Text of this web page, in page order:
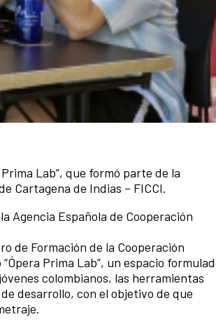
Lab”, que formó parte de la
Cartagena de Indias – FICCI.
Agencia Española de Cooperación
de Formación de la Cooperación
Prima Lab”, un espacio
colombianos, las herramientas
desarrollo, con el objetivo de que